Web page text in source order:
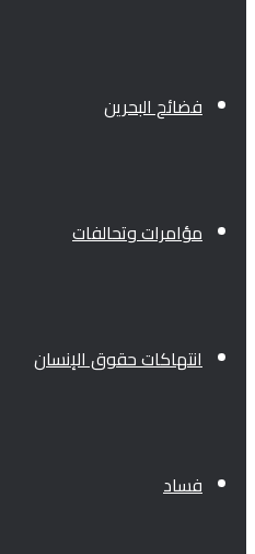
فضائح البحرين
مؤامرات وتحالفات
انتهاكات حقوق الإنسان
فساد